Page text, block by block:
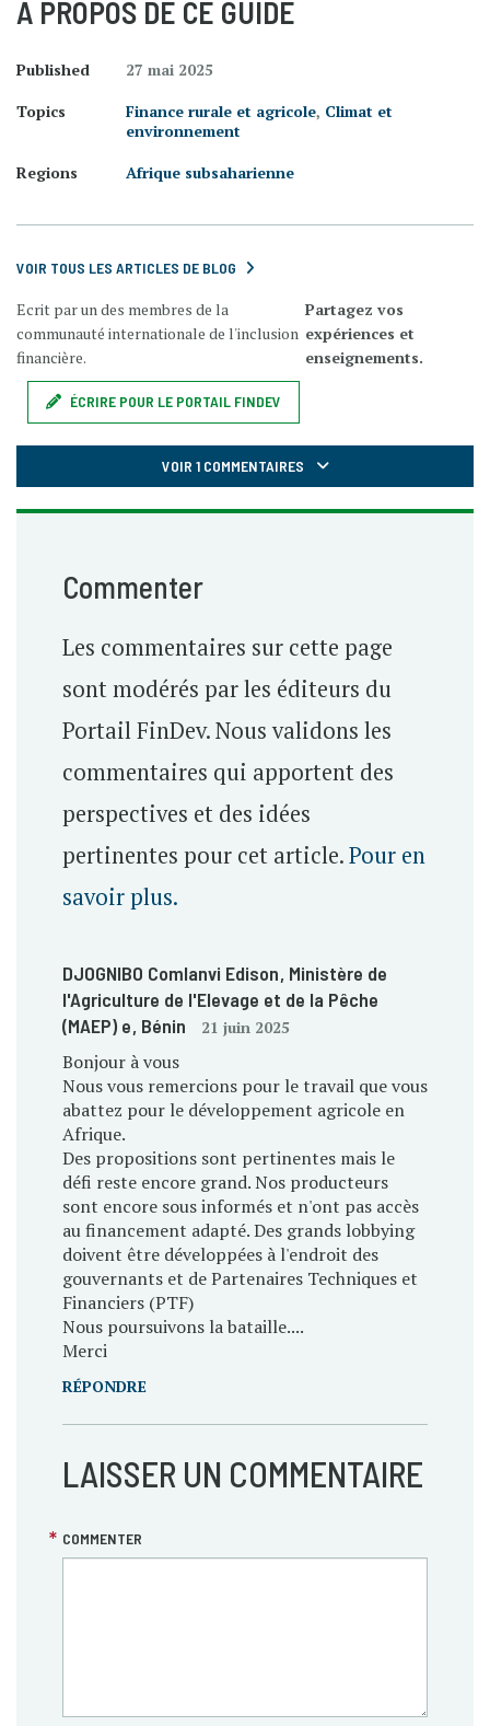
À PROPOS DE CE GUIDE
Published
27 mai 2025
Topics
Finance rurale et agricole, Climat et
environnement
Regions
Afrique subsaharienne
VOIR TOUS LES ARTICLES DE BLOG
Ecrit par un des membres de la
communauté internationale de l'inclusion
financière.
Partagez vos
expériences et
enseignements.
ÉCRIRE POUR LE PORTAIL FINDEV
VOIR 1 COMMENTAIRES
Commenter
Les commentaires sur cette page
sont modérés par les éditeurs du
Portail FinDev. Nous validons les
commentaires qui apportent des
perspectives et des idées
pertinentes pour cet article.Pour en
savoir plus.
DJOGNIBO Comlanvi Edison, Ministère de
l'Agriculture de l'Elevage et de la Pêche
(MAEP) e, Bénin 21 juin 2025
Bonjour à vous
Nous vous remercions pour le travail que vous
abattez pour le développement agricole en
Afrique.
Des propositions sont pertinentes mais le
défi reste encore grand. Nos producteurs
sont encore sous informés et n'ont pas accès
au financement adapté. Des grands lobbying
doivent être développées à l'endroit des
gouvernants et de Partenaires Techniques et
Financiers (PTF)
Nous poursuivons la bataille....
Merci
RÉPONDRE
LAISSER UN COMMENTAIRE
COMMENTER